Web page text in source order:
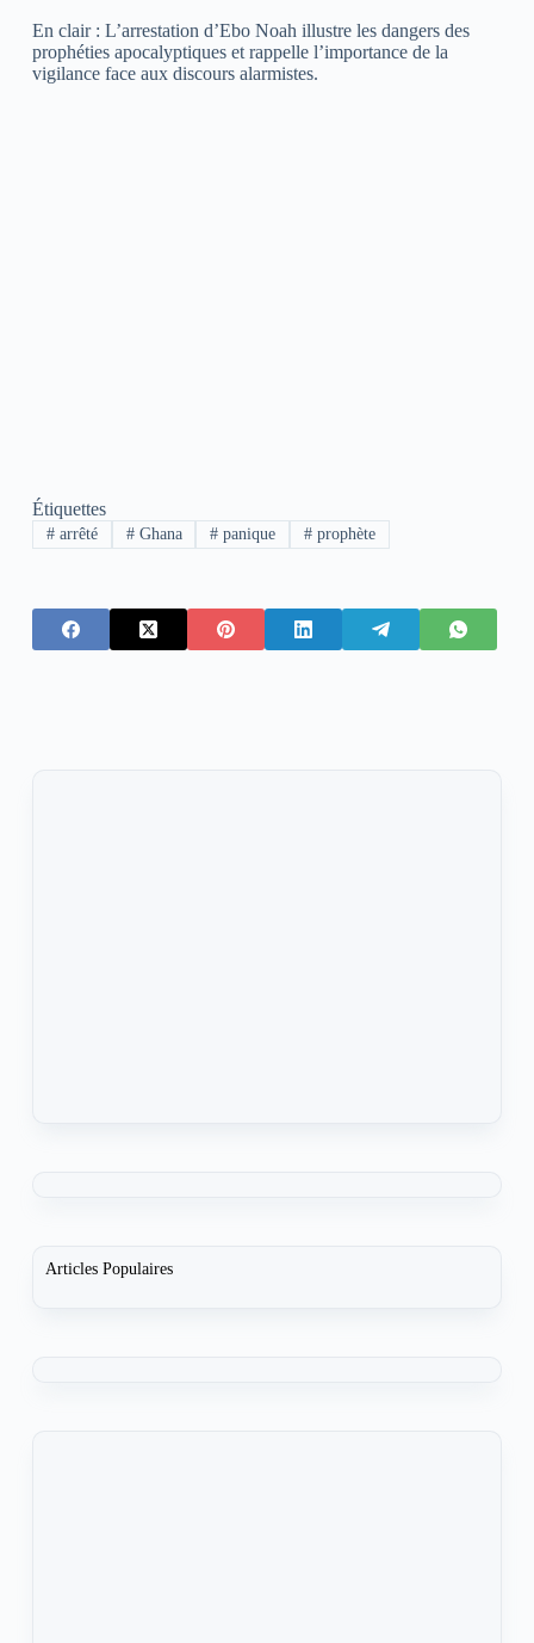
En clair : L’arrestation d’Ebo Noah illustre les dangers des
prophéties apocalyptiques et rappelle l’importance de la
vigilance face aux discours alarmistes.
Étiquettes
#arrêté #Ghana # panique # prophète
Articles Populaires